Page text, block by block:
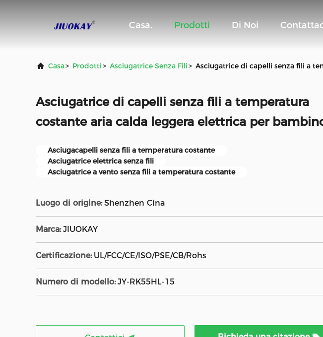
Casa. Prodotti Di Noi
Casa> Prodotti> Asciugatrice Senza Fili> Asciugatrice di capelli senza fili a
Asciugatrice di capelli senza fili a temperatura
costante aria calda leggera elettrica per
Asciugacapelli senza fili a temperatura costante
Asciugatrice elettrica senza fili
Asciugatrice a vento senza fili a temperatura costante
Luogo di origine: Shenzhen Cina
Marca: JIUOKAY
Certificazione: UL/FCC/CE/ISO/PSE/CB/Rohs
Numero di modello: JY-RK55HL-15